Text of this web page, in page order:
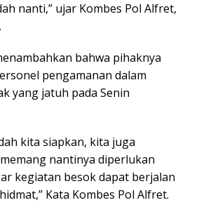
nanti,” ujar Kombes Pol Alfret,
bahwa pihaknya
pengamanan dalam
yang jatuh pada Senin
kita siapkan, kita juga
nantinya diperlukan
kegiatan besok dapat berjalan
Kata Kombes Pol Alfret.